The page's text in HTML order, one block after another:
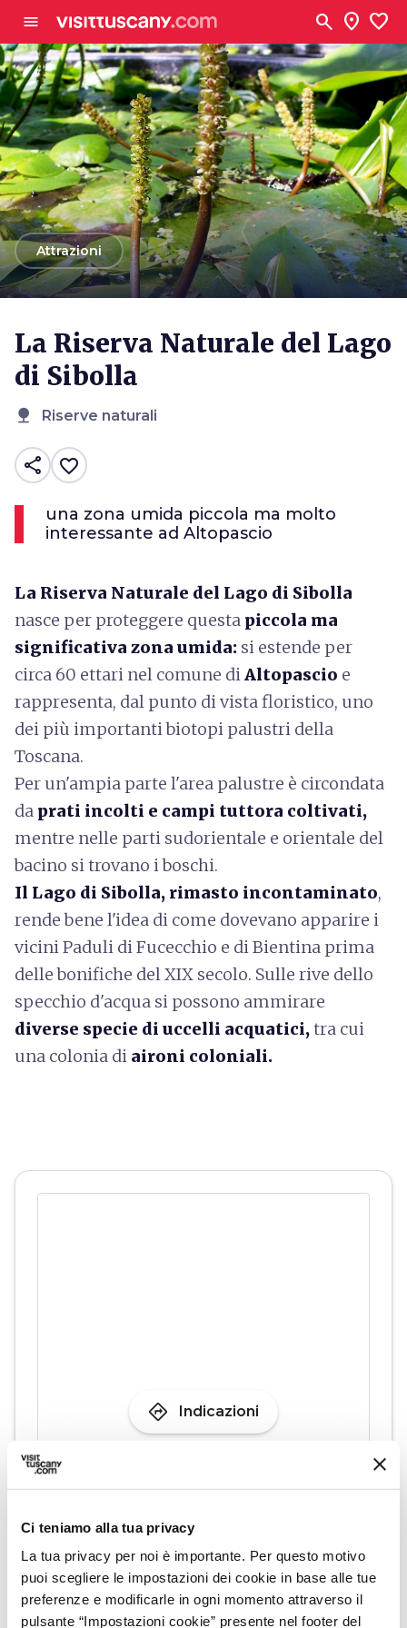
Ci teniamo alla tua privacy
La tua privacy per noi è importante. Per questo motivo
puoi scegliere le impostazioni dei cookie in base alle tue
preferenze e modificarle in ogni momento attraverso il
pulsante “Impostazioni cookie” presente nel footer del
menu search location_on favorite
arrow_backAttrazioni
La Riserva Naturale del Lago
di Sibolla
nature Riserve naturali
share favorite_border
una zona umida piccola ma molto
interessante ad Altopascio
La Riserva Naturale del Lago di Sibolla
nasce per proteggere questa piccola ma
significativa zona umida: si estende per
circa 60 ettari nel comune diAltopascio e
rappresenta, dal punto di vista floristico, uno
dei più importanti biotopi palustri della
Toscana.
Per un'ampia parte l'area palustre è circondata
da prati incolti e campi tuttora coltivati,
mentre nelle parti sudorientale e orientale del
bacino si trovano i boschi.
Il Lago di Sibolla, rimasto incontaminato,
rende bene l'idea di come dovevano apparire i
vicini Paduli di Fucecchio e di Bientina prima
delle bonifiche del XIX secolo. Sulle rive dello
specchio d'acqua si possono ammirare
diverse specie di uccelli acquatici,tra cui
una colonia di aironi coloniali.
directions Indicazioni
Informazioni
home Dove
Via S. Rocco, 11, 55011 Altopascio LU, Italia